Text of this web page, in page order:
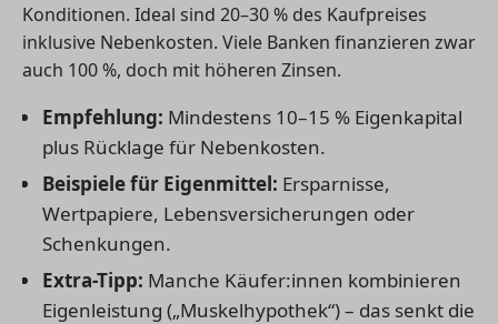
Konditionen. Ideal sind 20–30 % des Kaufpreises
inklusive Nebenkosten. Viele Banken finanzieren zwar
auch 100 %, doch mit höheren Zinsen.
Empfehlung: Mindestens 10–15 % Eigenkapital
plus Rücklage für Nebenkosten.
Beispiele für Eigenmittel: Ersparnisse,
Wertpapiere, Lebensversicherungen oder
Schenkungen.
Extra-Tipp: Manche Käufer:innen kombinieren
Eigenleistung („Muskelhypothek“) – das senkt die